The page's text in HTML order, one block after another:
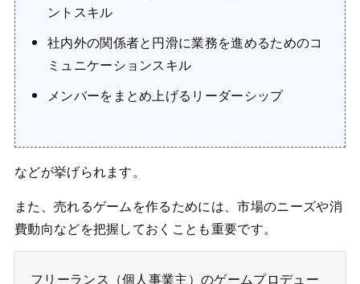
ントスキル
社内外の関係者と円滑に業務を進めるためのコ
ミュニケーションスキル
メンバーをまとめ上げるリーダーシップ
などが挙げられます。
また、売れるゲームを作るためには、市場のニーズや消
費動向などを把握しておくことも重要です。
フリーランス（個人事業主）のゲームプロデュー